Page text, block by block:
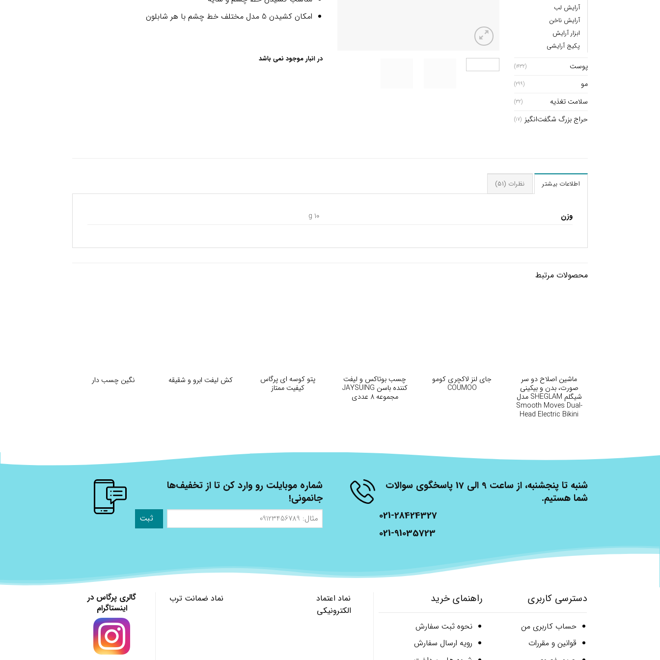
آرایش لب
آرایش ناخن
ابزار آرایش
پکیج آرایشی
پوست (1432)
مو (299)
سلامت تغذیه (32)
حراج بزرگ شگفت‌انگیز (17)
امکان کشیدن 5 مدل مختلف خط چشم با هر شابلون
در انبار موجود نمی باشد
اطلاعات بیشتر نظرات (51)
وزن 10 g
محصولات مرتبط
ماشین اصلاح دو سر
صورت، بدن و بیکینی
شیگلم SHEGLAM مدل
Smooth Moves Dual-
Head Electric Bikini
جای لنز لاکچری کومو
COUMOO
چسب بوتاکس و لیفت
کننده باسن JAYSUING
مجموعه 8 عددی
پتو کوسه ای پرگاس
کیفیت ممتاز
کش لیفت ابرو و شقیقه نگین چسب دار
شنبه تا پنجشنبه، از ساعت 9 الی 17 پاسخگوی سوالات
شما هستیم.
021-28424327
021-91035723
شماره موبایلت رو وارد کن تا از تخفیف‌ها
جانمونی!
مثال:
09123456789
دسترسی کاربری
حساب کاربری من
قوانین و مقررات
راهنمای خرید
نحوه ثبت سفارش
رویه ارسال سفارش
نماد اعتماد
الکترونیکی
نماد ضمانت ترب
گالری پرگاس در
اینستاگرام